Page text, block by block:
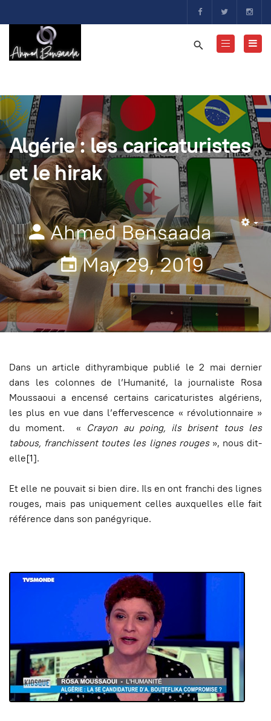
Algérie : les caricaturistes
et le hirak
Ahmed Bensaada
May 29, 2019
Dans un article dithyrambique publié le 2 mai dernier
dans les colonnes de l’Humanité, la journaliste Rosa
Moussaoui a encensé certains caricaturistes algériens,
les plus en vue dans l’effervescence « révolutionnaire »
du moment. « Crayon au poing, ils brisent tous les
tabous, franchissent toutes les lignes rouges», nous dit-
elle[1].
Et elle ne pouvait si bien dire. Ils en ont franchi des lignes
rouges, mais pas uniquement celles auxquelles elle fait
référence dans son panégyrique.